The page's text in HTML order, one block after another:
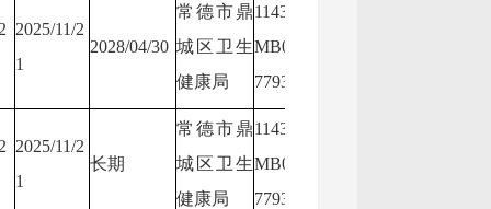
2025/11/2
1
2028/04/30
常德市鼎
城区卫生
健康局
11430703
MB0N88
7793
2025/11/2
1
长期
常德市鼎
城区卫生
健康局
11430703
MB0N88
7793